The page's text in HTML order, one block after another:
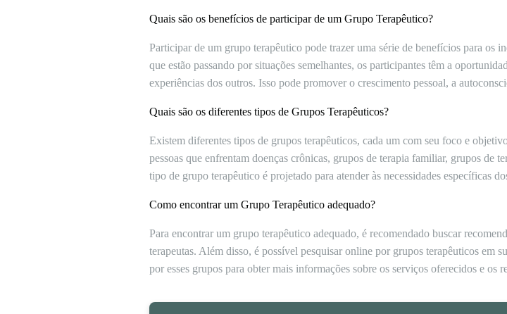
Quais são os benefícios de participar de um Grupo Terapêutico?
Participar de um grupo terapêutico pode trazer uma série de benefícios para os
que estão passando por situações semelhantes, os participantes têm a
experiências dos outros. Isso pode promover o crescimento pessoal, a
Quais são os diferentes tipos de Grupos Terapêuticos?
Existem diferentes tipos de grupos terapêuticos, cada um com seu foco e
pessoas que enfrentam doenças crônicas, grupos de terapia familiar, grupos de
tipo de grupo terapêutico é projetado para atender às necessidades específicas
Como encontrar um Grupo Terapêutico adequado?
Para encontrar um grupo terapêutico adequado, é recomendado buscar
terapeutas. Além disso, é possível pesquisar online por grupos terapêuticos em
por esses grupos para obter mais informações sobre os serviços oferecidos e os